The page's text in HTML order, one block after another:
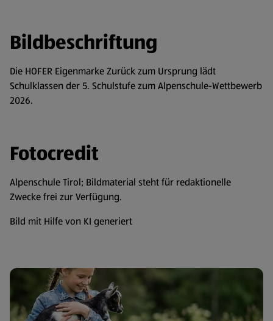
Bildbeschriftung
Die HOFER Eigenmarke Zurück zum Ursprung lädt
Schulklassen der 5. Schulstufe zum Alpenschule-Wettbewerb
2026.
Fotocredit
Alpenschule Tirol; Bildmaterial steht für redaktionelle
Zwecke frei zur Verfügung.
Bild mit Hilfe von KI generiert